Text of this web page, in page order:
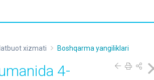
xizmati Boshqarma yangiliklari
4-